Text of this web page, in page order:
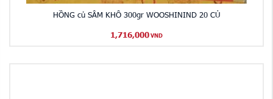
HỒNG củ SÂM KHÔ 300gr WOOSHININD 20 CỦ
1,716,000 VND